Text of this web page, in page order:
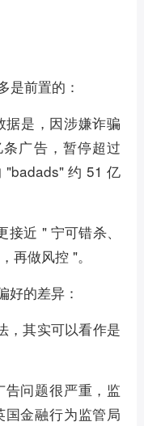
是前置的：
是，因涉嫌诈骗
广告，暂停超过
"badads" 约 51 亿
近 " 宁可错杀、
再做风控 "。
好的差异：
，其实可以看作是
问题很严重，监
金融行为监管局